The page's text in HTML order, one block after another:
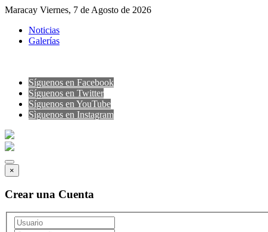
Maracay Viernes, 7 de Agosto de 2026
Noticias
Galerías
Síguenos en Facebook
Síguenos en Twitter
Síguenos en YouTube
Sìguenos en Instagram
×
Crear una Cuenta